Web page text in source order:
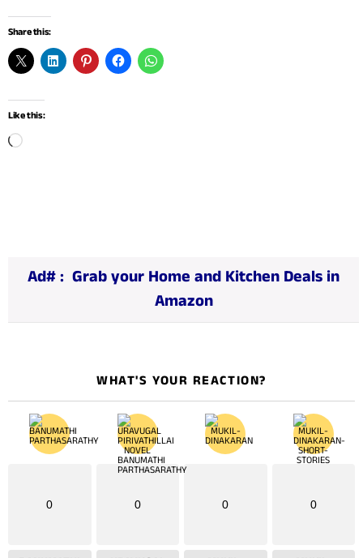
Share this:
Like this:
Ad# : Grab your Home and Kitchen Deals in
Amazon
WHAT'S YOUR REACTION?
0 0 0 0